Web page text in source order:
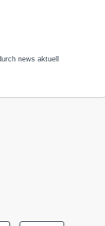
news aktuell